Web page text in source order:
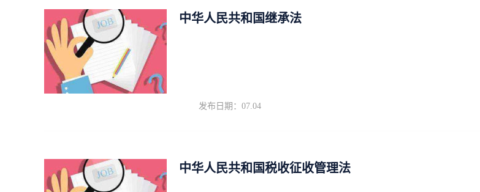
中华人民共和国继承法
发布日期：07.04
中华人民共和国税收征收管理法